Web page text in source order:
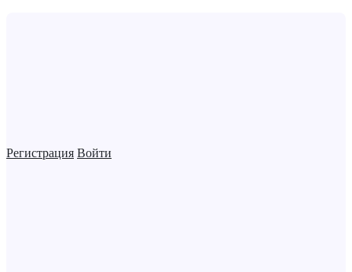
Регистрация Войти